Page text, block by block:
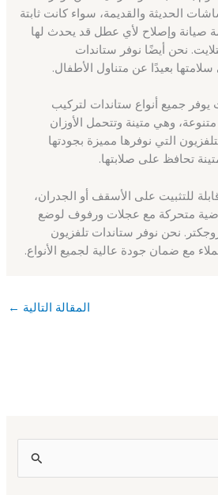
الحديثة والقديمة، سواء كانت ثابتة
صيانة وإصلاح لأي عطل قد يحدث لها
نحن أيضًا نوفر ستاندات
بعيدًا عن متناول الأطفال.
جميع أنواع ستاندات لتركيب
وهي متينة وتتحمل الأوزان
التي نوفرها مميزة بجودتها
تحافظ على صلابتها.
للتثبيت على الأسقف أو الجدران،
متحركة مع عجلات ورفوف لوضع
نحن نوفر ستاندات تلفزيون
مع ضمان جودة عالية لجميع الأنواع.
المقالة التالية ←